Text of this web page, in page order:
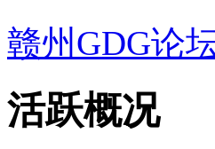
赣州GDG论
活跃概况